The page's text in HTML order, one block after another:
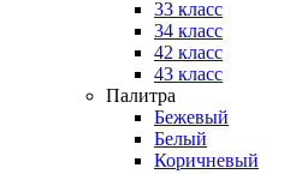
33 класс
34 класс
42 класс
43 класс
Палитра
Бежевый
Белый
Коричневый